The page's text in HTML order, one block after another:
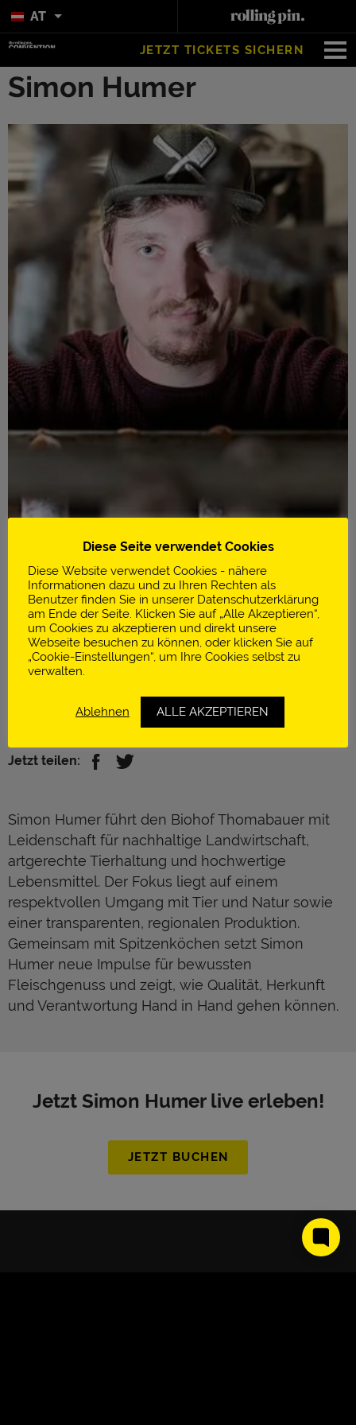
AT
JETZT TICKETS SICHERN
Simon Humer
Infos
Thomabauer
Prambachkirchen | Österreich
https://www.biohof-thomabauer.at/
Jetzt teilen:
Simon Humer führt den Biohof Thomabauer mit
Leidenschaft für nachhaltige Landwirtschaft,
artgerechte Tierhaltung und hochwertige
Lebensmittel. Der Fokus liegt auf einem
respektvollen Umgang mit Tier und Natur sowie
einer transparenten, regionalen Produktion.
Gemeinsam mit Spitzenköchen setzt Simon
Humer neue Impulse für bewussten
Fleischgenuss und zeigt, wie Qualität, Herkunft
und Verantwortung Hand in Hand gehen können.
Jetzt Simon Humer live erleben!
JETZT BUCHEN
Diese Seite verwendet Cookies
Diese Website verwendet Cookies - nähere
Informationen dazu und zu Ihren Rechten als
Benutzer finden Sie in unserer Datenschutzerklärung
am Ende der Seite. Klicken Sie auf „Alle Akzeptieren“,
um Cookies zu akzeptieren und direkt unsere
Webseite besuchen zu können, oder klicken Sie auf
„Cookie-Einstellungen“, um Ihre Cookies selbst zu
verwalten.
Ablehnen ALLE AKZEPTIEREN